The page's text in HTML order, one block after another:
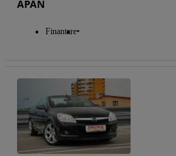
APAN
Finantare